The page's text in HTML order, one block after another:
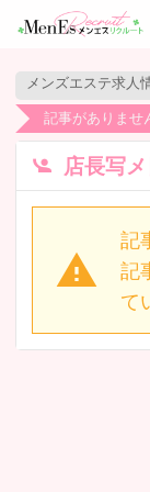
記事がありませ
店長写
記
記
て